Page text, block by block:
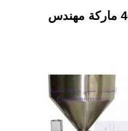
ماركة مهندس